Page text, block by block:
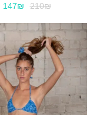
210₪
147₪